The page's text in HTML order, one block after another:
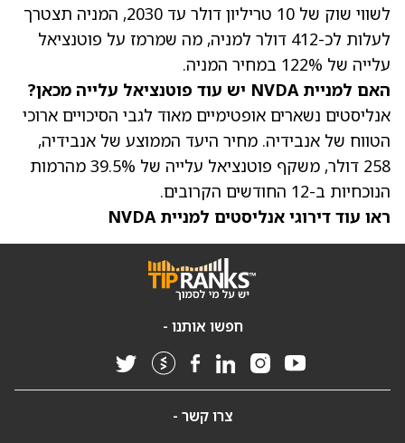
לשווי שוק של 10 טריליון דולר עד 2030, המניה תצטרך
לעלות לכ-412 דולר למניה, מה שמרמז על פוטנציאל
עלייה של 122% במחיר המניה.
האם למניית NVDA יש עוד פוטנציאל עלייה מכאן?
אנליסטים נשארים אופטימיים מאוד לגבי הסיכויים ארוכי
הטווח של אנבידיה. מחיר היעד הממוצע של אנבידיה,
258 דולר
, משקף פוטנציאל עלייה של 39.5% מהרמות
הנוכחיות ב-12 החודשים הקרובים.
ראו עוד דירוגי אנליסטים למניית NVDA
חפשו אותנו -
צרו קשר -